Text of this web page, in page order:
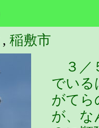
, 稲敷市
３／
でいる
がてら
が、な